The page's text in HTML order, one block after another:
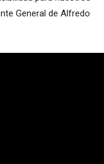
General de Alfredo